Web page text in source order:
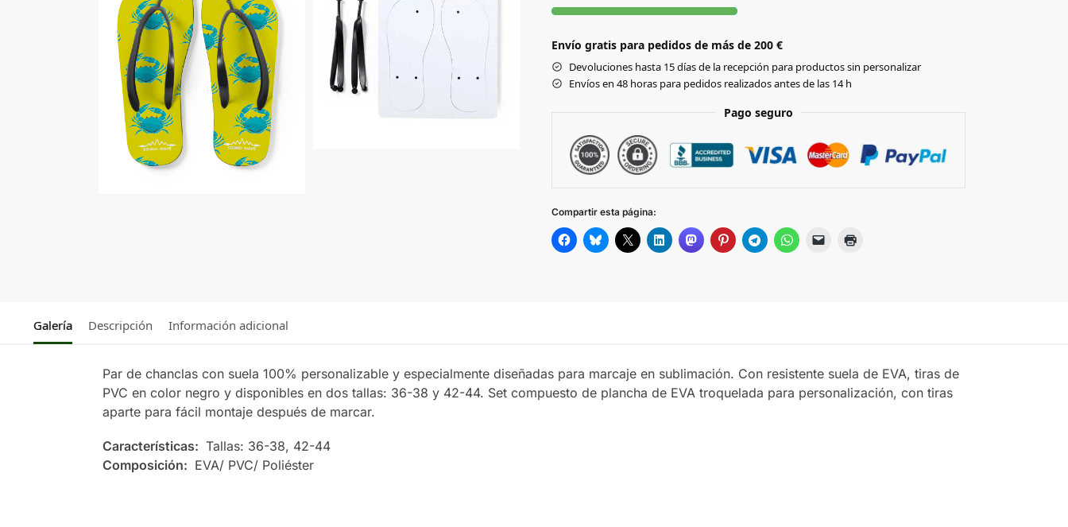
Envío gratis para pedidos de más de 200 €
Devoluciones hasta 15 días de la recepción para productos sin personalizar
Envíos en 48 horas para pedidos realizados antes de las 14 h
Pago seguro
Compartir esta página:
Galería Descripción Información adicional
Par de chanclas con suela 100% personalizable y especialmente diseñadas para marcaje en sublimación. Con resistente suela de EVA, tiras de
PVC en color negro y disponibles en dos tallas: 36-38 y 42-44. Set compuesto de plancha de EVA troquelada para personalización, con tiras
aparte para fácil montaje después de marcar.
Características: Tallas: 36-38, 42-44
Composición: EVA/ PVC/ Poliéster